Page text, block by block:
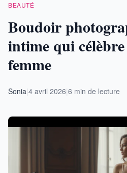
BEAUTÉ
Boudoir
intime qui
femme
Sonia|4 avril 2026|6 min de lecture